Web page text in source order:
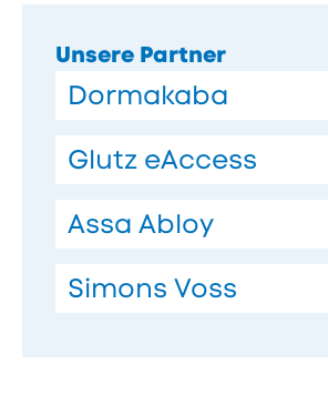
Unsere Partner
Dormakaba
-
Link,
in
Fenster
Glutz eAccess
-
Link,
in
Assa Abloy
-
Link,
Simons Voss
-